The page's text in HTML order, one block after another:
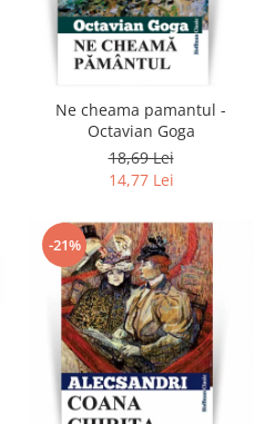
Ne cheama pamantul -
Octavian Goga
18,69 Lei
14,77 Lei
-21%